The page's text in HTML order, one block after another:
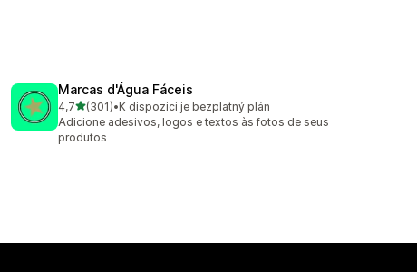
Marcas d'Água Fáceis
4,7z 5 hvězd
(301)
Celkový počet recenzí: 301
•K dispozici je bezplatný plán
Adicione adesivos, logos e textos às fotos de seus
produtos